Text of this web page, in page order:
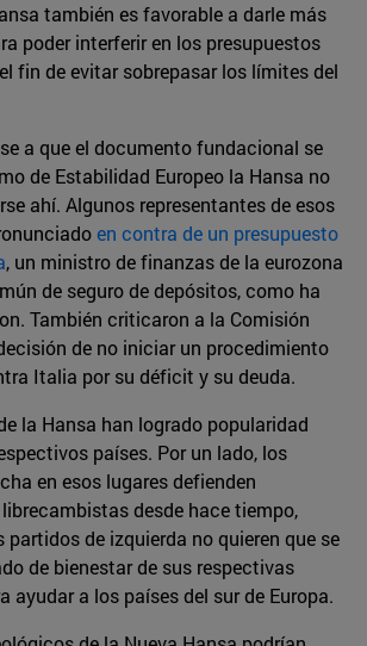
también es favorable a darle más
poder interferir en los presupuestos
fin de evitar sobrepasar los límites del
a que el documento fundacional se
de Estabilidad Europeo la Hansa no
ahí. Algunos representantes de esos
en contra de un presupuesto
, un ministro de finanzas de la eurozona
de seguro de depósitos, como ha
También criticaron a la Comisión
de no iniciar un procedimiento
Italia por su déficit y su deuda.
la Hansa han logrado popularidad
países. Por un lado, los
en esos lugares defienden
desde hace tiempo,
partidos de izquierda no quieren que se
de bienestar de sus respectivas
ayudar a los países del sur de Europa.